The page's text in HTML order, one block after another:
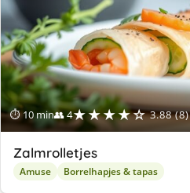
⏱ 10 min👥 4★★★★☆ 3.88 (8)
Zalmrolletjes
Amuse Borrelhapjes & tapas